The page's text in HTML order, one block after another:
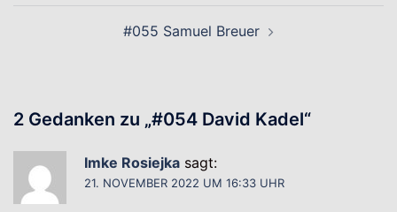
#055 Samuel Breuer
2 Gedanken zu „#054 David Kadel“
Imke Rosiejka sagt:
21. NOVEMBER 2022 UM 16:33 UHR